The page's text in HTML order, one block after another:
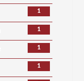
1
1
1
1